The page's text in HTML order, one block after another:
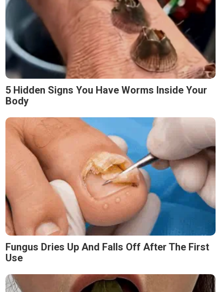
5 Hidden Signs You Have Worms Inside Your
Body
Fungus Dries Up And Falls Off After The First
Use